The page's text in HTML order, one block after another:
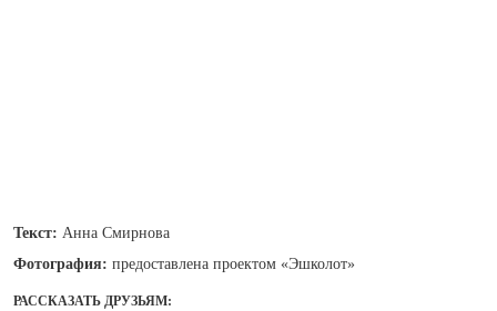
Текст: Анна Смирнова
Фотография: предоставлена проектом «Эшколот»
РАССКАЗАТЬ ДРУЗЬЯМ: